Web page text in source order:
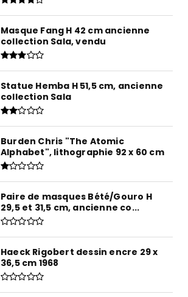
Masque Fang H 42 cm ancienne
collection Sala, vendu
Statue Hemba H 51,5 cm, ancienne
collection Sala
Burden Chris "The Atomic
Alphabet", lithographie 92 x 60 cm
Paire de masques Bété/Gouro H
29,5 et 31,5 cm, ancienne co...
Haeck Rigobert dessin encre 29 x
36,5 cm 1968